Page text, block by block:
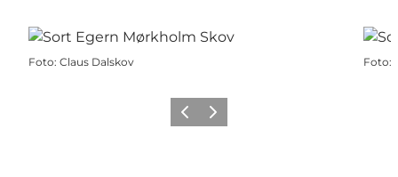
Foto: Claus Dalskov Foto:
ForrigeNæste